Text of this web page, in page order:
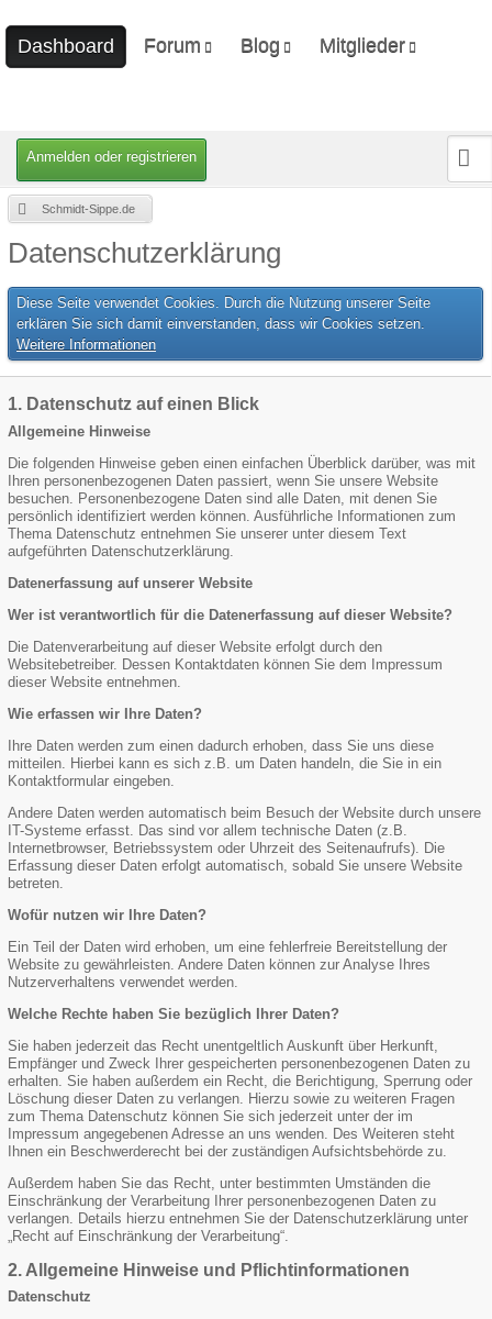
Anmelden oder registrieren
Dashboard Forum Blog Mitglieder
Schmidt-Sippe.de
Datenschutzerklärung
Diese Seite verwendet Cookies. Durch die Nutzung unserer Seite
erklären Sie sich damit einverstanden, dass wir Cookies setzen.
Weitere Informationen
1. Datenschutz auf einen Blick
Allgemeine Hinweise
Die folgenden Hinweise geben einen einfachen Überblick darüber, was mit
Ihren personenbezogenen Daten passiert, wenn Sie unsere Website
besuchen. Personenbezogene Daten sind alle Daten, mit denen Sie
persönlich identifiziert werden können. Ausführliche Informationen zum
Thema Datenschutz entnehmen Sie unserer unter diesem Text
aufgeführten Datenschutzerklärung.
Datenerfassung auf unserer Website
Wer ist verantwortlich für die Datenerfassung auf dieser Website?
Die Datenverarbeitung auf dieser Website erfolgt durch den
Websitebetreiber. Dessen Kontaktdaten können Sie dem Impressum
dieser Website entnehmen.
Wie erfassen wir Ihre Daten?
Ihre Daten werden zum einen dadurch erhoben, dass Sie uns diese
mitteilen. Hierbei kann es sich z.B. um Daten handeln, die Sie in ein
Kontaktformular eingeben.
Andere Daten werden automatisch beim Besuch der Website durch unsere
IT-Systeme erfasst. Das sind vor allem technische Daten (z.B.
Internetbrowser, Betriebssystem oder Uhrzeit des Seitenaufrufs). Die
Erfassung dieser Daten erfolgt automatisch, sobald Sie unsere Website
betreten.
Wofür nutzen wir Ihre Daten?
Ein Teil der Daten wird erhoben, um eine fehlerfreie Bereitstellung der
Website zu gewährleisten. Andere Daten können zur Analyse Ihres
Nutzerverhaltens verwendet werden.
Welche Rechte haben Sie bezüglich Ihrer Daten?
Sie haben jederzeit das Recht unentgeltlich Auskunft über Herkunft,
Empfänger und Zweck Ihrer gespeicherten personenbezogenen Daten zu
erhalten. Sie haben außerdem ein Recht, die Berichtigung, Sperrung oder
Löschung dieser Daten zu verlangen. Hierzu sowie zu weiteren Fragen
zum Thema Datenschutz können Sie sich jederzeit unter der im
Impressum angegebenen Adresse an uns wenden. Des Weiteren steht
Ihnen ein Beschwerderecht bei der zuständigen Aufsichtsbehörde zu.
Außerdem haben Sie das Recht, unter bestimmten Umständen die
Einschränkung der Verarbeitung Ihrer personenbezogenen Daten zu
verlangen. Details hierzu entnehmen Sie der Datenschutzerklärung unter
„Recht auf Einschränkung der Verarbeitung“.
2. Allgemeine Hinweise und Pflichtinformationen
Datenschutz